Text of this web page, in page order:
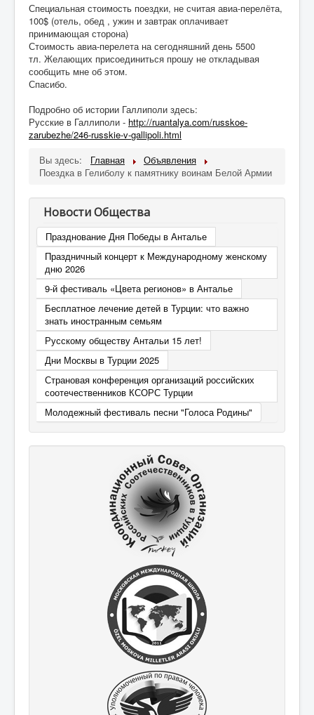
Творчество
Дети-билингвы
Здоровье и медицина
Турецкий язык
Специальная стоимость поездки, не считая авиа-перелёта,
100$ (отель, обед , ужин и завтрак оплачивает
принимающая сторона)
Стоимость авиа-перелета на сегодняшний день 5500
тл. Желающих присоединиться прошу не откладывая
сообщить мне об этом.
Спасибо.
Подробно об истории Галлиполи здесь:
Русские в Галлиполи - http://ruantalya.com/russkoe-
zarubezhe/246-russkie-v-gallipoli.html
Вы здесь:
Главная
Объявления
Поездка в Гелиболу к памятнику воинам Белой Армии
Новости Общества
Празднование Дня Победы в Анталье
Праздничный концерт к Международному женскому
дню 2026
9-й фестиваль «Цвета регионов» в Анталье
Бесплатное лечение детей в Турции: что важно
знать иностранным семьям
Русскому обществу Антальи 15 лет!
Дни Москвы в Турции 2025
Страновая конференция организаций российских
соотечественников КСОРС Турции
Молодежный фестиваль песни "Голоса Родины"